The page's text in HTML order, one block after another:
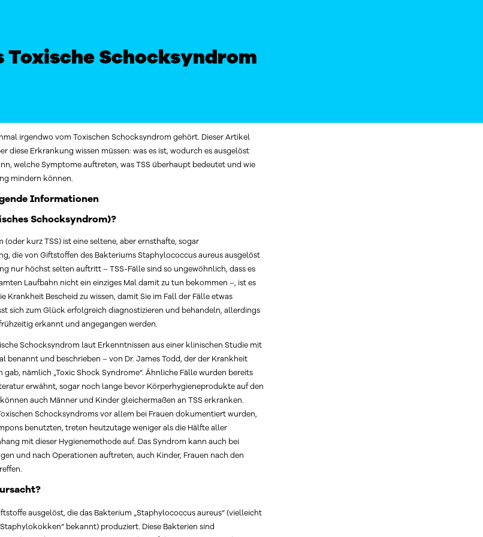
Toxische Schocksyndrom
irgendwo vom Toxischen Schocksyndrom gehört. Dieser Artikel
diese Erkrankung wissen müssen: was es ist, wodurch es ausgelöst
welche Symptome auftreten, was TSS überhaupt bedeutet und wie
mindern können.
Informationen
Schocksyndrom)?
(oder kurz TSS) ist eine seltene, aber ernsthafte, sogar
die von Giftstoffen des Bakteriums Staphylococcus aureus ausgelöst
nur höchst selten auftritt – TSS-Fälle sind so ungewöhnlich, dass es
Laufbahn nicht ein einziges Mal damit zu tun bekommen –, ist es
Krankheit Bescheid zu wissen, damit Sie im Fall der Fälle etwas
sich zum Glück erfolgreich diagnostizieren und behandeln, allerdings
erkannt und angegangen werden.
Schocksyndrom laut Erkenntnissen aus einer klinischen Studie mit
benannt und beschrieben – von Dr. James Todd, der der Krankheit
nämlich „Toxic Shock Syndrome“. Ähnliche Fälle wurden bereits
erwähnt, sogar noch lange bevor Körperhygieneprodukte auf den
auch Männer und Kinder gleichermaßen an TSS erkranken.
Schocksyndroms vor allem bei Frauen dokumentiert wurden,
benutzten, treten heutzutage weniger als die Hälfte aller
mit dieser Hygienemethode auf. Das Syndrom kann auch bei
und nach Operationen auftreten, auch Kinder, Frauen nach den
ausgelöst, die das Bakterium „Staphylococcus aureus“ (vielleicht
bekannt) produziert. Diese Bakterien sind